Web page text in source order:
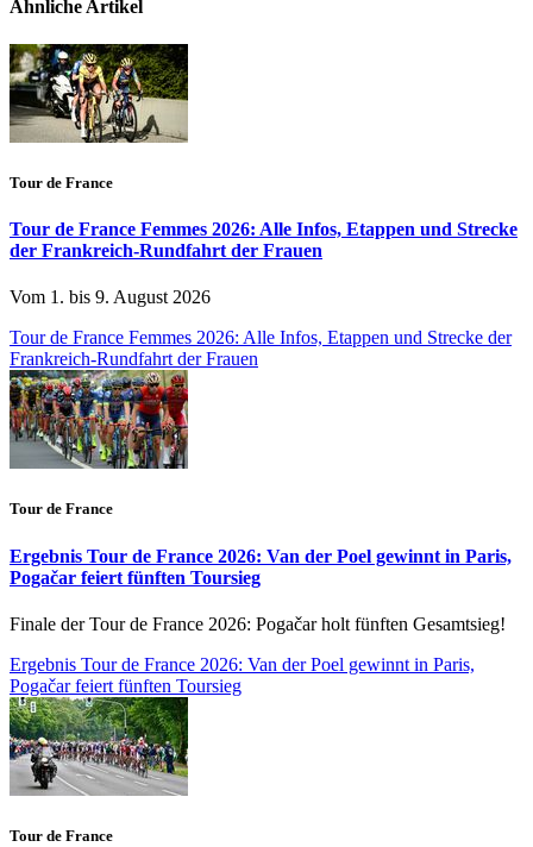
Ähnliche Artikel
Tour de France
Tour de France Femmes 2026: Alle Infos, Etappen und Strecke
der Frankreich-Rundfahrt der Frauen
Vom 1. bis 9. August 2026
Tour de France Femmes 2026: Alle Infos, Etappen und Strecke der
Frankreich-Rundfahrt der Frauen
Tour de France
Ergebnis Tour de France 2026: Van der Poel gewinnt in Paris,
Pogačar feiert fünften Toursieg
Finale der Tour de France 2026: Pogačar holt fünften Gesamtsieg!
Ergebnis Tour de France 2026: Van der Poel gewinnt in Paris,
Pogačar feiert fünften Toursieg
Tour de France